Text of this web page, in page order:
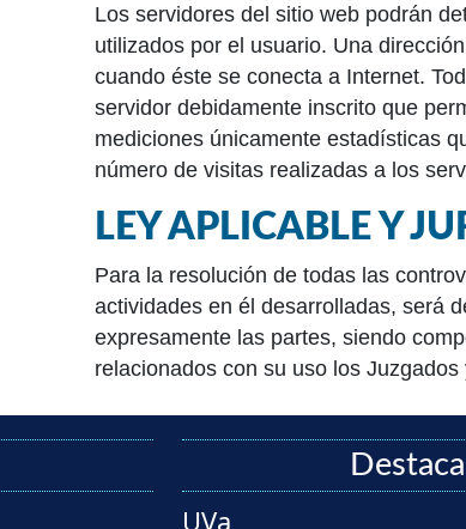
Los servidores del sitio web podrán
utilizados por el usuario. Una
cuando éste se conecta a Internet.
servidor debidamente inscrito que
mediciones únicamente estadísticas
número de visitas realizadas a los
LEY APLICABLE Y
Para la resolución de todas las
actividades en él desarrolladas, será
expresamente las partes, siendo
relacionados con su uso los
UVa